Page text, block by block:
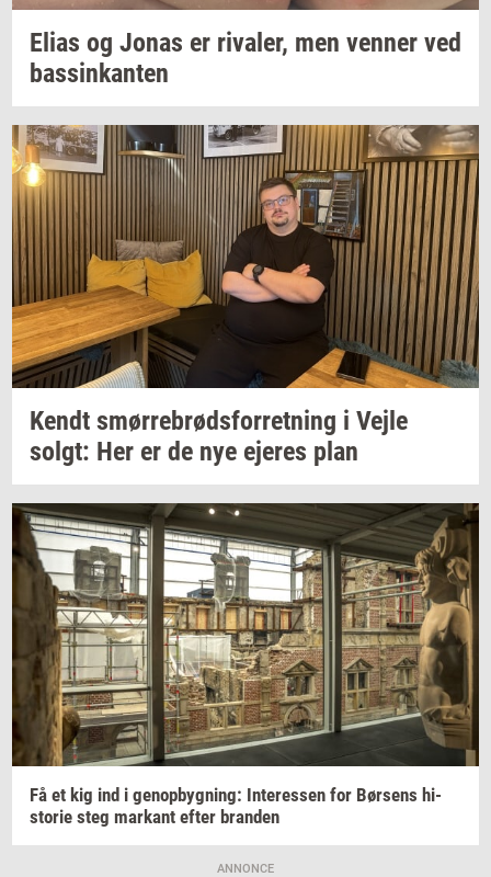
Elias og Jonas er ri­va­ler, men ven­ner ved
bas­sinkan­ten
Kendt smør­re­brød­s­for­ret­ning i Vejle
solgt: Her er de nye eje­res plan
Få et kig ind i genop­byg­ning: In­ter­es­sen for Bør­sens hi­
sto­rie steg mar­kant efter bran­den
ANNONCE